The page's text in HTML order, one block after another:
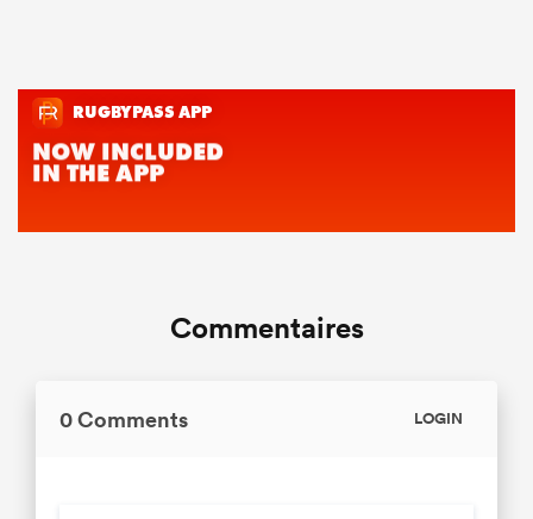
Commentaires
0 Comments LOGIN